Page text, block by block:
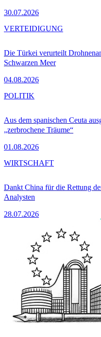
30.07.2026
Die Türkei verurteilt
Schwarzen Meer
04.08.2026
VERTEIDIGUNG
Aus dem spanischen Ceuta
„zerbrochene Träume“
01.08.2026
POLITIK
Dankt China für die Rettung
Analysten
28.07.2026
WIRTSCHAFT